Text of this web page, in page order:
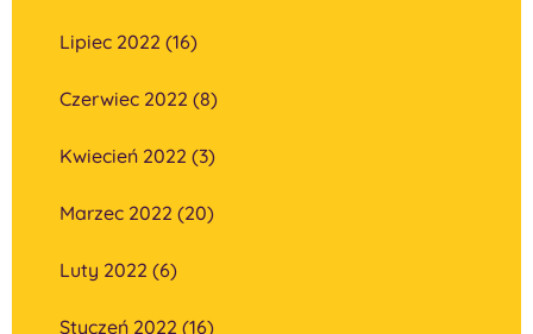
Lipiec 2022 (16)
Czerwiec 2022 (8)
Kwiecień 2022 (3)
Marzec 2022 (20)
Luty 2022 (6)
Styczeń 2022 (16)